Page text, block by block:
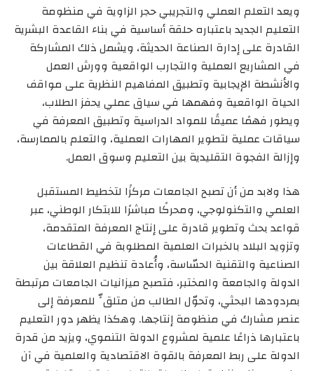
ويعد التعلم العملي والتجريبي حجر الزاوية في منظومة
التعليم الجديد باعتباره حلقة أساسية في بناء القاعدة البشرية
القادرة على إدارة الصناعة الحديثة، ويشمل ذلك المشاركة
في المشاريع العملية والتجارب الواقعية وورش العمل
والأنشطة الإيجابية وتطبيق المفاهيم النظرية على مواقف
الحياة الواقعية وفهمها في سياق عملي يحفز الطلاب،
ويطور فهمًا عميقًا للمواد الدراسية وتطبيق المعرفة في
سياقات عملية لتطوير المهارات العملية، والتعلم بالممارسة،
وإزالة الفجوة التقليدية بين التعليم وسوق العمل.
هذا ولابد من أن تصبح الجامعات مركزًا لتخطيط المستقبل
العلمي والتكنولوجي، ومحركًا مباشرًا للابتكار الوطني، عبر
قواعد بحث وتطوير قادرة على إنتاج المعرفة المتقدمة،
وتزويد البلاد بالخبرات العلمية المطلوبة في القطاعات
الصناعية والتقنية الحسّاسة، وأُعادة تنظيم العلاقة بين
الدولة والجامعة والمختبر، فتصبح ميزانيات الجامعات مرتبطة
بمردودها البحثي، وتحوّل الطالب من متلقٍّ للمعرفة إلى
عنصر مشارك في منظومة إنتاجها. وهكذا يظهر دور التعليم
باعتبارها ذراعًا علمية لمشروع الدولة التنموي، ويزيد من قدرة
الدولة على ربط المعرفة بالقوة الاقتصادية والعلمية في آن